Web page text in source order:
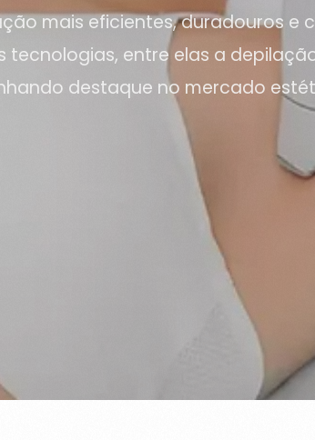
mais eficientes, duradouros e
entre elas a depilação
destaque no mercado